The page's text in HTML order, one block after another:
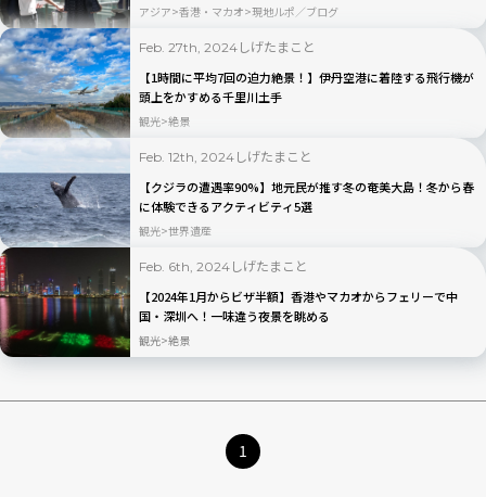
アジア 香港・マカオ 現地ルポ／ブログ
Feb. 27th, 2024 しげたまこと
【1時間に平均7回の迫力絶景！】伊丹空港に着陸する飛行機が
頭上をかすめる千里川土手
観光 絶景
Feb. 12th, 2024 しげたまこと
【クジラの遭遇率90%】地元民が推す冬の奄美大島！冬から春
に体験できるアクティビティ5選
観光 世界遺産
Feb. 6th, 2024 しげたまこと
【2024年1月からビザ半額】香港やマカオからフェリーで中
国・深圳へ！一味違う夜景を眺める
観光 絶景
1